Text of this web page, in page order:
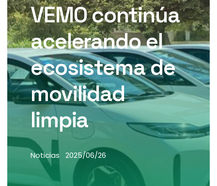
VEMO continúa
acelerando el
ecosistema de
movilidad
limpia
Noticias 2025/06/26